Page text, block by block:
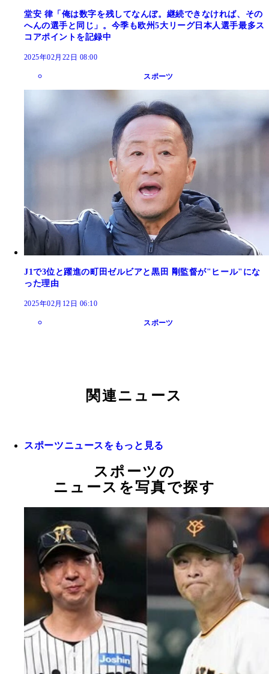
堂安 律「俺は数字を残してなんぼ。継続できなければ、その
へんの選手と同じ」。今季も欧州5大リーグ日本人選手最多ス
コアポイントを記録中
2025年02月22日 08:00
スポーツ
J1で3位と躍進の町田ゼルビアと黒田 剛監督が"ヒール"にな
った理由
2025年02月12日 06:10
スポーツ
関連ニュース
スポーツニュースをもっと見る
スポーツの
ニュースを写真で探す